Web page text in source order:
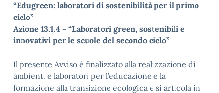
“Edugreen: laboratori di sostenibilità per il primo
ciclo”
Azione 13.1.4 – “Laboratori green, sostenibili e
innovativi per le scuole del secondo ciclo”
Il presente Avviso è finalizzato alla realizzazione di
ambienti e laboratori per l’educazione e la
formazione alla transizione ecologica e si articola in